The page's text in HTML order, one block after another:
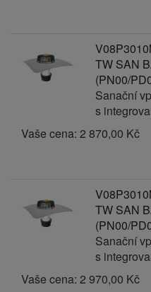
TW SAN
(PN00/
Sanační
s
Vaše cena: 2 870,00 Kč
TW SAN
(PN00/
Sanační
s
Vaše cena: 2 970,00 Kč